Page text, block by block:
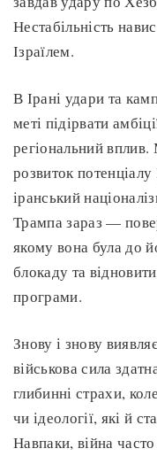
Нестабільність
Ізраїлем.
В Ірані удари та
меті підірвати
регіональний
розвиток
іранський
Трампа зараз —
якому вона була до
блокаду та
програми.
Знову і знову
військова сила
глибинні страхи,
чи ідеології, які й
Навпаки, війна